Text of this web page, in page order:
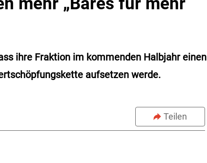
ihre Fraktion im kommenden Halbjahr einen
aufsetzen werde.
Teilen